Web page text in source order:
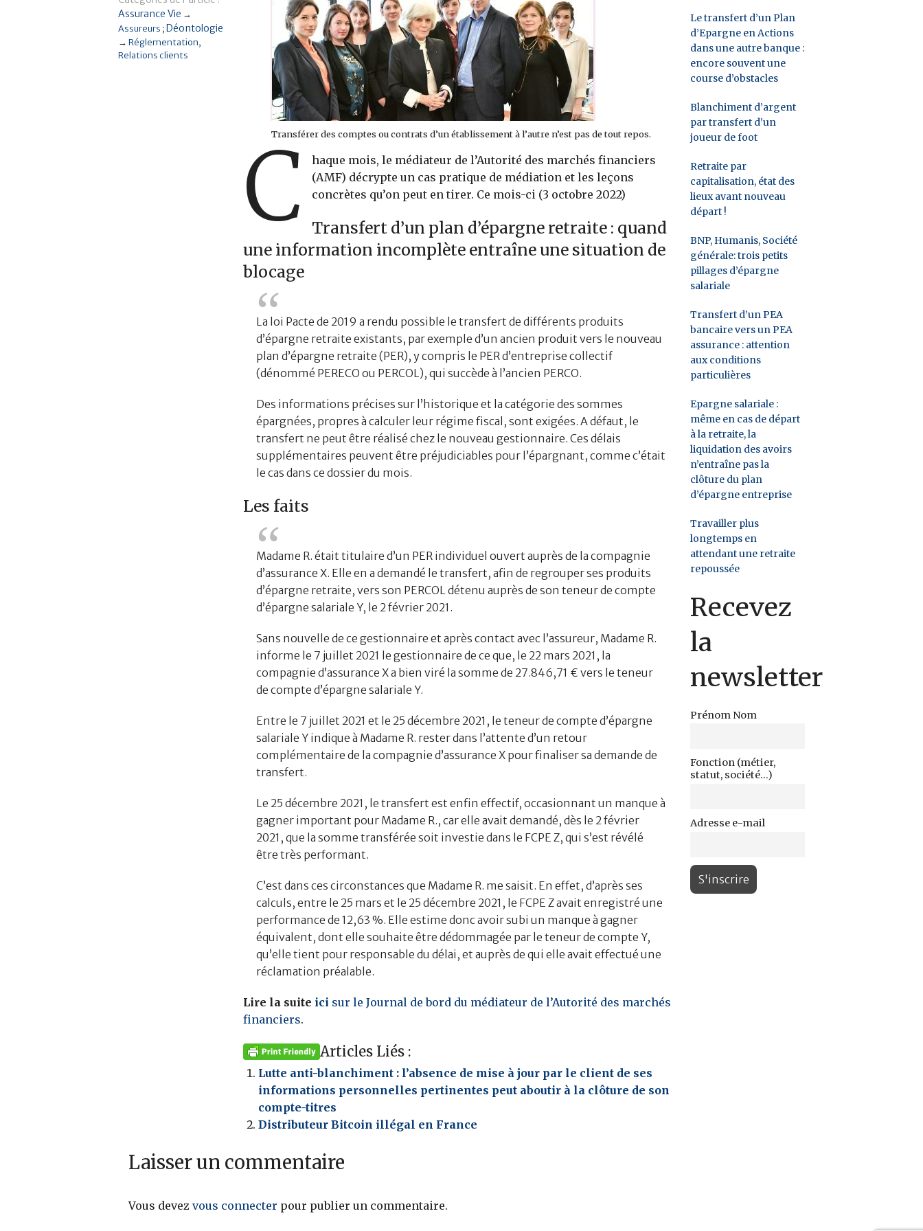
Assurance Vie →
Assureurs
Déontologie
→ Réglementation
Relations clients
Transférer des comptes ou contrats d’un établissement à l’autre n’est pas de tout repos.
C
haque mois, le médiateur de l’Autorité des marchés financiers
(AMF) décrypte un cas pratique de médiation et les leçons
concrètes qu’on peut en tirer. Ce mois-ci (3 octobre 2022)
Transfert d’un plan d’épargne retraite : quand
une information incomplète entraîne une situation de
blocage
La loi Pacte de 2019 a rendu possible le transfert de différents produits
d’épargne retraite existants, par exemple d’un ancien produit vers le nouveau
plan d’épargne retraite (PER), y compris le PER d’entreprise collectif
(dénommé PERECO ou PERCOL), qui succède à l’ancien PERCO.
Des informations précises sur l’historique et la catégorie des sommes
épargnées, propres à calculer leur régime fiscal, sont exigées. A défaut, le
transfert ne peut être réalisé chez le nouveau gestionnaire. Ces délais
supplémentaires peuvent être préjudiciables pour l’épargnant, comme c’était
le cas dans ce dossier du mois.
Les faits
Madame R. était titulaire d’un PER individuel ouvert auprès de la compagnie
d’assurance X. Elle en a demandé le transfert, afin de regrouper ses produits
d’épargne retraite, vers son PERCOL détenu auprès de son teneur de compte
d’épargne salariale Y, le 2 février 2021.
Sans nouvelle de ce gestionnaire et après contact avec l’assureur, Madame R.
informe le 7 juillet 2021 le gestionnaire de ce que, le 22 mars 2021, la
compagnie d’assurance X a bien viré la somme de 27.846,71 € vers le teneur
de compte d’épargne salariale Y.
Entre le 7 juillet 2021 et le 25 décembre 2021, le teneur de compte d’épargne
salariale Y indique à Madame R. rester dans l’attente d’un retour
complémentaire de la compagnie d’assurance X pour finaliser sa demande de
transfert.
Le 25 décembre 2021, le transfert est enfin effectif, occasionnant un manque à
gagner important pour Madame R., car elle avait demandé, dès le 2 février
2021, que la somme transférée soit investie dans le FCPE Z, qui s’est révélé
être très performant.
C’est dans ces circonstances que Madame R. me saisit. En effet, d’après ses
calculs, entre le 25 mars et le 25 décembre 2021, le FCPE Z avait enregistré une
performance de 12,63 %. Elle estime donc avoir subi un manque à gagner
équivalent, dont elle souhaite être dédommagée par le teneur de compte Y,
qu’elle tient pour responsable du délai, et auprès de qui elle avait effectué une
réclamation préalable.
Lire la suite ici sur le Journal de bord du médiateur de l’Autorité des marchés
financiers.
Articles Liés :
Lutte anti-blanchiment : l’absence de mise à jour par le client de ses
informations personnelles pertinentes peut aboutir à la clôture de son
compte-titres
Distributeur Bitcoin illégal en France
Le transfert d’un Plan
d’Epargne en Actions
dans une autre banque :
encore souvent une
course d’obstacles
Blanchiment d’argent
par transfert d’un
joueur de foot
Retraite par
capitalisation, état des
lieux avant nouveau
départ !
BNP, Humanis, Société
générale: trois petits
pillages d’épargne
salariale
Transfert d’un PEA
bancaire vers un PEA
assurance : attention
aux conditions
particulières
Epargne salariale :
même en cas de départ
à la retraite, la
liquidation des avoirs
n’entraîne pas la
clôture du plan
d’épargne entreprise
Travailler plus
longtemps en
attendant une retraite
repoussée
Recevez
la
newsletter
Prénom Nom
Fonction (métier,
statut, société...)
Adresse e-mail
Laisser un commentaire
Vous devez vous connecter pour publier un commentaire.